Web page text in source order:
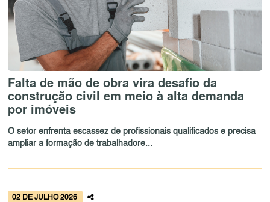
Falta de mão de obra vira desafio da
construção civil em meio à alta demanda
por imóveis
O setor enfrenta escassez de profissionais qualificados e precisa
ampliar a formação de trabalhadore...
02 DE JULHO 2026